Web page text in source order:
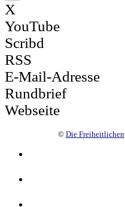
X
YouTube
Scribd
RSS
E-Mail-Adresse
Rundbrief
Webseite
© Die Freiheitlichen